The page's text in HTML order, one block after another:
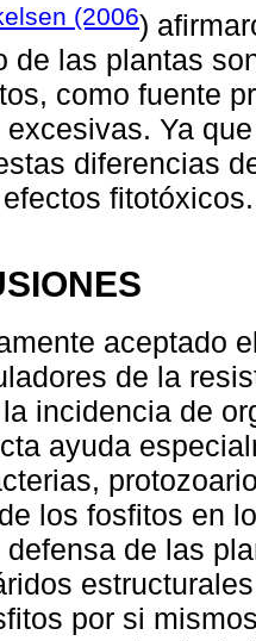
(2006)
de las plantas
como fuente
Ya
diferencias
fitotóxicos.
aceptado
de la
incidencia de
ayuda
los fosfitos en
de las
por si